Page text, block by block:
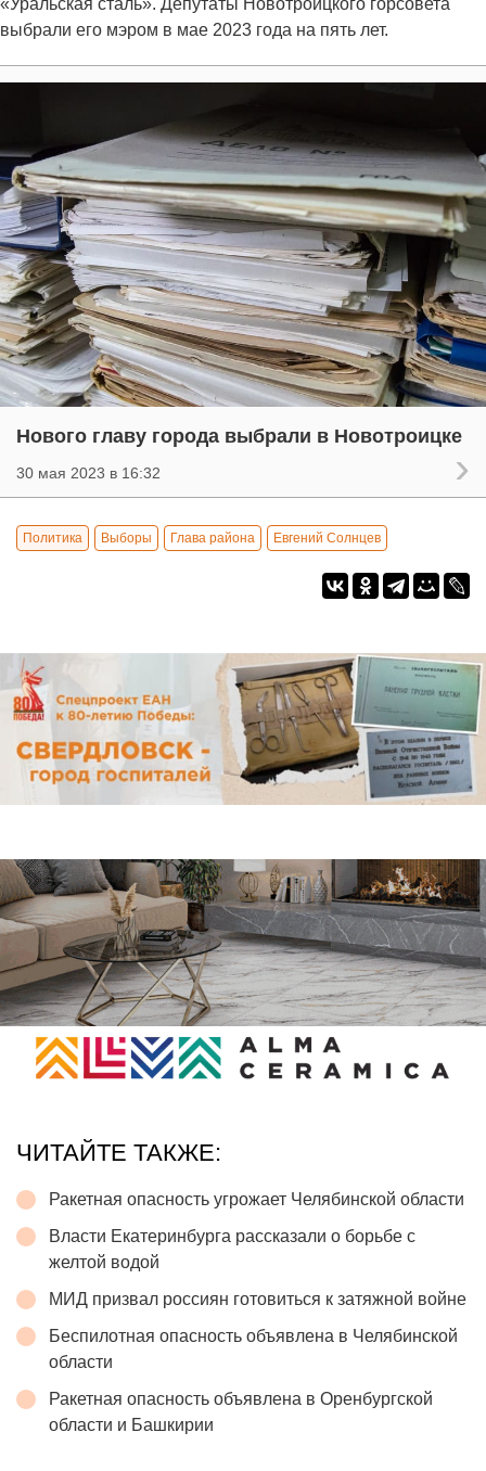
«Уральская сталь». Депутаты Новотроицкого горсовета
выбрали его мэром в мае 2023 года на пять лет.
Нового главу города выбрали в Новотроицке
30 мая 2023 в 16:32
Политика Выборы Глава района Евгений Солнцев
ЧИТАЙТЕ ТАКЖЕ:
Ракетная опасность угрожает Челябинской области
Власти Екатеринбурга рассказали о борьбе с
желтой водой
МИД призвал россиян готовиться к затяжной войне
Беспилотная опасность объявлена в Челябинской
области
Ракетная опасность объявлена в Оренбургской
области и Башкирии